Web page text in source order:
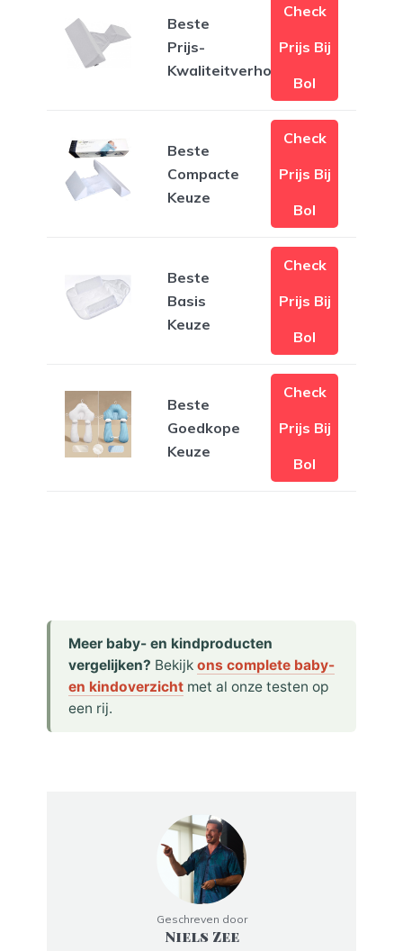
Beste
Prijs-
Kwaliteitverhouding
Check
Prijs Bij
Bol
Beste
Compacte
Keuze
Check
Prijs Bij
Bol
Beste
Basis
Keuze
Check
Prijs Bij
Bol
Beste
Goedkope
Keuze
Check
Prijs Bij
Bol
Meer baby- en kindproducten
vergelijken? Bekijk ons complete baby-
en kindoverzicht met al onze testen op
een rij.
Geschreven door
Niels Zee